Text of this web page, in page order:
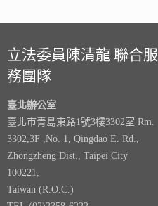
立法委員陳清龍 聯合服
務團隊
臺北辦公室
臺北市青島東路1號3樓3302室 Rm.
3302,3F ,No. 1, Qingdao E. Rd.,
Zhongzheng Dist., Taipei City
100221,
Taiwan (R.O.C.)